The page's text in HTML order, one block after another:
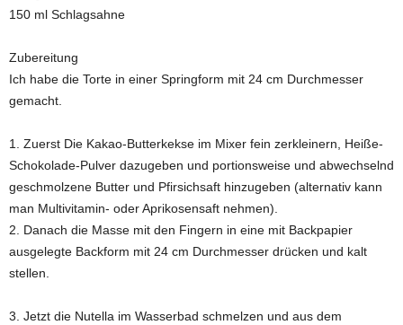
150 ml Schlagsahne
Zubereitung
Ich habe die Torte in einer Springform mit 24 cm Durchmesser
gemacht.
1. Zuerst Die Kakao-Butterkekse im Mixer fein zerkleinern, Heiße-
Schokolade-Pulver dazugeben und portionsweise und abwechselnd
geschmolzene Butter und Pfirsichsaft hinzugeben (alternativ kann
man Multivitamin- oder Aprikosensaft nehmen).
2. Danach die Masse mit den Fingern in eine mit Backpapier
ausgelegte Backform mit 24 cm Durchmesser drücken und kalt
stellen.
3. Jetzt die Nutella im Wasserbad schmelzen und aus dem